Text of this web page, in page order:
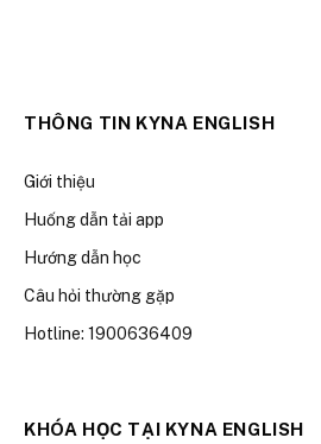
THÔNG TIN KYNA ENGLISH
Giới thiệu
Huống dẫn tải app
Hướng dẫn học
Câu hỏi thường gặp
Hotline: 1900636409
KHÓA HỌC TẠI KYNA ENGLISH